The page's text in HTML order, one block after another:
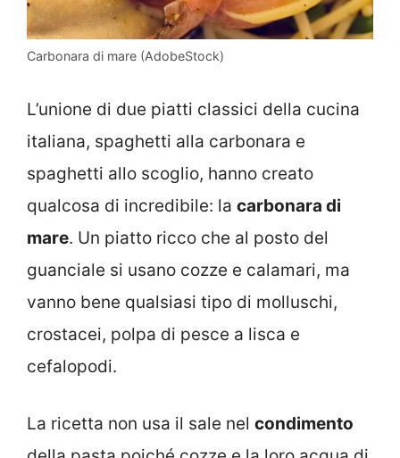
Carbonara di mare (AdobeStock)
L’unione di due piatti classici della cucina
italiana, spaghetti alla carbonara e
spaghetti allo scoglio, hanno creato
qualcosa di incredibile: la carbonara di
mare. Un piatto ricco che al posto del
guanciale si usano cozze e calamari, ma
vanno bene qualsiasi tipo di molluschi,
crostacei, polpa di pesce a lisca e
cefalopodi.
La ricetta non usa il sale nel condimento